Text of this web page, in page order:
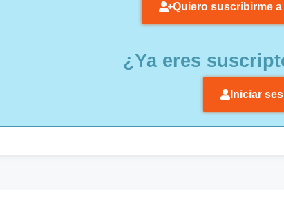
Quiero suscribirme
¿Ya eres
Iniciar